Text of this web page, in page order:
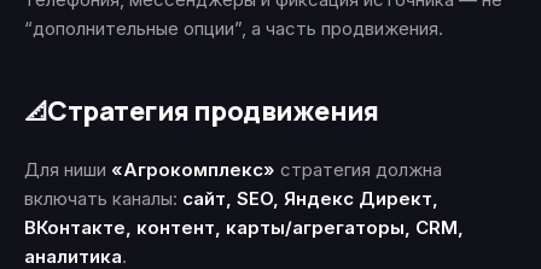
“дополнительные опции”, а часть продвижения.
📐Стратегия продвижения
Для ниши «Агрокомплекс» стратегия должна
включать каналы: сайт, SEO, Яндекс Директ,
ВКонтакте, контент, карты/агрегаторы, CRM,
аналитика.